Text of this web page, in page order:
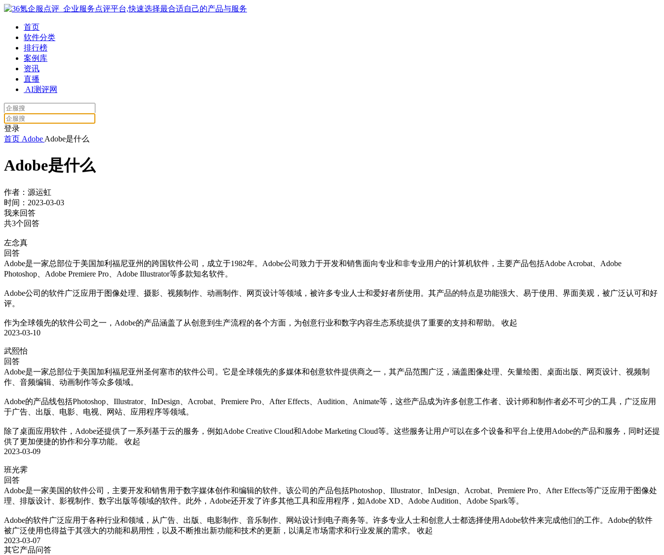
首页
软件分类
排行榜
案例库
资讯
直播
AI测评网
登录
首页 Adobe Adobe是什么
Adobe是什么
作者：源运虹
时间：2023-03-03
我来回答
共3个回答
左念真
回答
Adobe是一家总部位于美国加利福尼亚州的跨国软件公司，成立于1982年。Adobe公司致力于开发和销售面向专业和非专业用户的计算机软件，主要产品包括Adobe Acrobat、Adobe
Photoshop、Adobe Premiere Pro、Adobe Illustrator等多款知名软件。
Adobe公司的软件广泛应用于图像处理、摄影、视频制作、动画制作、网页设计等领域，被许多专业人士和爱好者所使用。其产品的特点是功能强大、易于使用、界面美观，被广泛认可和好
评。
作为全球领先的软件公司之一，Adobe的产品涵盖了从创意到生产流程的各个方面，为创意行业和数字内容生态系统提供了重要的支持和帮助。
收起
2023-03-10
武熙怡
回答
Adobe是一家总部位于美国加利福尼亚州圣何塞市的软件公司。它是全球领先的多媒体和创意软件提供商之一，其产品范围广泛，涵盖图像处理、矢量绘图、桌面出版、网页设计、视频制
作、音频编辑、动画制作等众多领域。
Adobe的产品线包括Photoshop、Illustrator、InDesign、Acrobat、Premiere Pro、After Effects、Audition、Animate等，这些产品成为许多创意工作者、设计师和制作者必不可少的工具，广泛应用
于广告、出版、电影、电视、网站、应用程序等领域。
除了桌面应用软件，Adobe还提供了一系列基于云的服务，例如Adobe Creative Cloud和Adobe Marketing Cloud等。这些服务让用户可以在多个设备和平台上使用Adobe的产品和服务，同时还提
供了更加便捷的协作和分享功能。
收起
2023-03-09
班光霁
回答
Adobe是一家美国的软件公司，主要开发和销售用于数字媒体创作和编辑的软件。该公司的产品包括Photoshop、Illustrator、InDesign、Acrobat、Premiere Pro、After Effects等广泛应用于图像处
理、排版设计、影视制作、数字出版等领域的软件。此外，Adobe还开发了许多其他工具和应用程序，如Adobe XD、Adobe Audition、Adobe Spark等。
Adobe的软件广泛应用于各种行业和领域，从广告、出版、电影制作、音乐制作、网站设计到电子商务等。许多专业人士和创意人士都选择使用Adobe软件来完成他们的工作。Adobe的软件
被广泛使用也得益于其强大的功能和易用性，以及不断推出新功能和技术的更新，以满足市场需求和行业发展的需求。
收起
2023-03-07
其它产品问答